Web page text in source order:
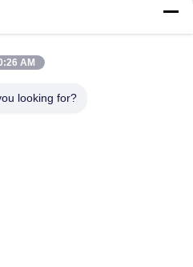
podświetlana klawiatura
EL Circuit Panel
AM
looking for?